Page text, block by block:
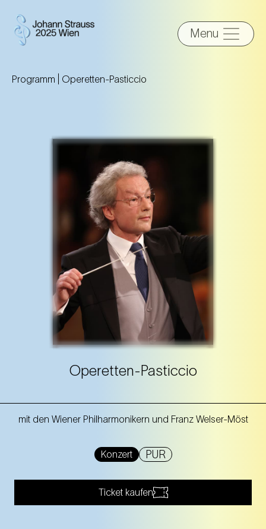
Menu
Programm | Operetten-Pasticcio
Operetten-Pasticcio
mit den Wiener Philharmonikern und Franz Welser-Möst
Konzert PUR
Ticket kaufen